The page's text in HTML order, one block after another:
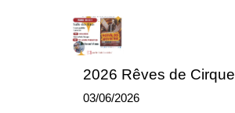
2026 Rêves de Cirque
03/06/2026